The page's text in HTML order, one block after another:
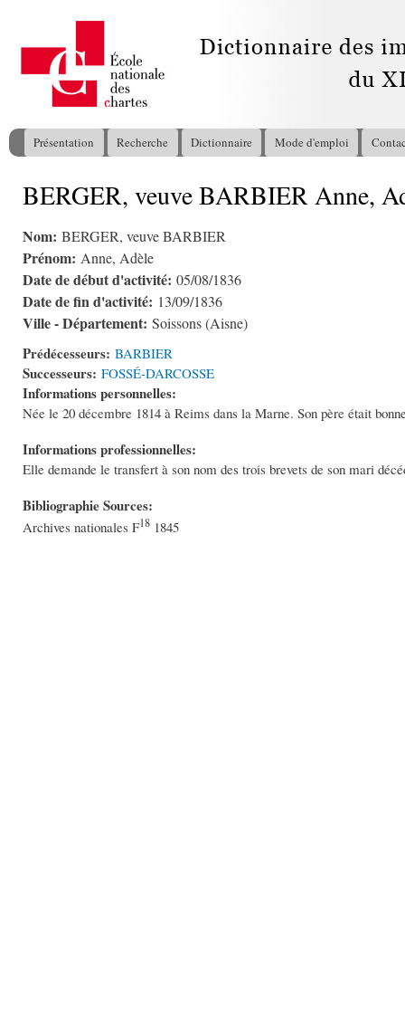
Menu principal
Présentation Recherche Dictionnaire Mode d'emploi
Vous êtes ici
BERGER, veuve BARBIER Anne,
Nom: BERGER, veuve BARBIER
Prénom: Anne, Adèle
Date de début d'activité: 05/08/1836
Date de fin d'activité: 13/09/1836
Ville - Département: Soissons (Aisne)
Prédécesseurs: BARBIER
Successeurs: FOSSÉ-DARCOSSE
Informations personnelles:
Née le 20 décembre 1814 à Reims dans la Marne. Son père était
Informations professionnelles:
Elle demande le transfert à son nom des trois brevets de son mari
Bibliographie Sources:
Archives nationales F18 1845